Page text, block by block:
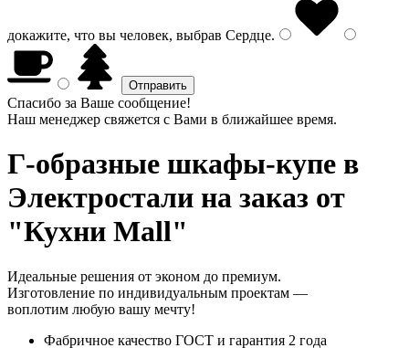
докажите, что вы человек, выбрав Сердце.
Спасибо за Ваше сообщение!
Наш менеджер свяжется с Вами в ближайшее время.
Г-образные шкафы-купе в
Электростали на заказ от
"Кухни Mall"
Идеальные решения от эконом до премиум.
Изготовление по индивидуальным проектам —
воплотим любую вашу мечту!
Фабричное качество ГОСТ и гарантия 2 года